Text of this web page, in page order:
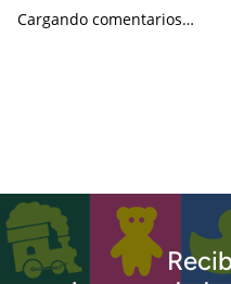
Cargando comentarios…